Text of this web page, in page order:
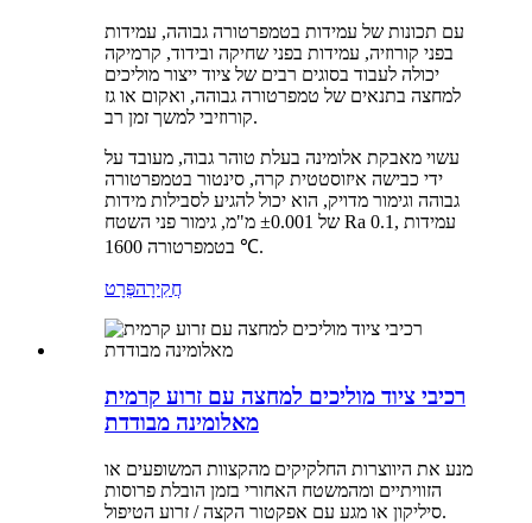
עם תכונות של עמידות בטמפרטורה גבוהה, עמידות
בפני קורוזיה, עמידות בפני שחיקה ובידוד, קרמיקה
יכולה לעבוד בסוגים רבים של ציוד ייצור מוליכים
למחצה בתנאים של טמפרטורה גבוהה, ואקום או גז
קורוזיבי למשך זמן רב.
עשוי מאבקת אלומינה בעלת טוהר גבוה, מעובד על
ידי כבישה איזוסטטית קרה, סינטור בטמפרטורה
גבוהה וגימור מדויק, הוא יכול להגיע לסבילות מידות
של ±0.001 מ"מ, גימור פני השטח Ra 0.1, עמידות
בטמפרטורה 1600 ℃.
חֲקִירָהפְּרָט
רכיבי ציוד מוליכים למחצה עם זרוע קרמית
מאלומינה מבודדת
מנע את היווצרות החלקיקים מהקצוות המשופעים או
הזוויתיים ומהמשטח האחורי בזמן הובלת פרוסות
סיליקון או מגע עם אפקטור הקצה / זרוע הטיפול.